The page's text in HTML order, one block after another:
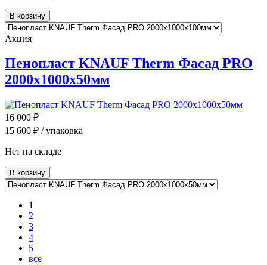
В корзину
Акция
Пенопласт KNAUF Therm Фасад PRO
2000x1000x50мм
16 000 ₽
15 600 ₽ / упаковка
Нет на складе
В корзину
1
2
3
4
5
все